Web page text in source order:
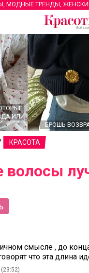
МОДНЫЕ ТРЕНДЫ,
ИЛИ
БРОШЬ
КРАСОТА
волосы
смысле , до
что эта длина